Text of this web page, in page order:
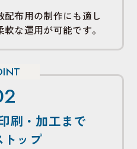
布用の制作にも適し
な運用が可能です。
刷・加工まで
トップ